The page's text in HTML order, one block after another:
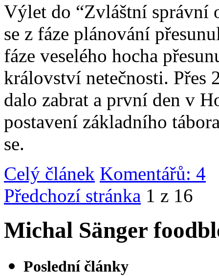
Výlet do “Zvláštní správní
se z fáze plánování
fáze veselého hocha
království netečnosti. Přes
dalo zabrat a první den v
postavení základního
se.
Celý článek Komentářů: 4
Předchozí stránka 1 z 16
Michal Sänger
Poslední články